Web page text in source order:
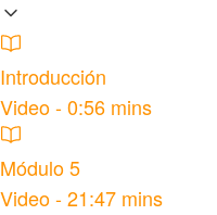
Introducción
Video - 0:56 mins
Módulo 5
Video - 21:47 mins